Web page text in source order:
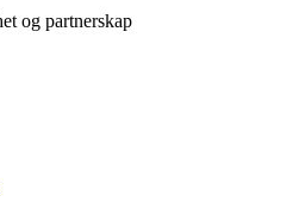
og partnerskap